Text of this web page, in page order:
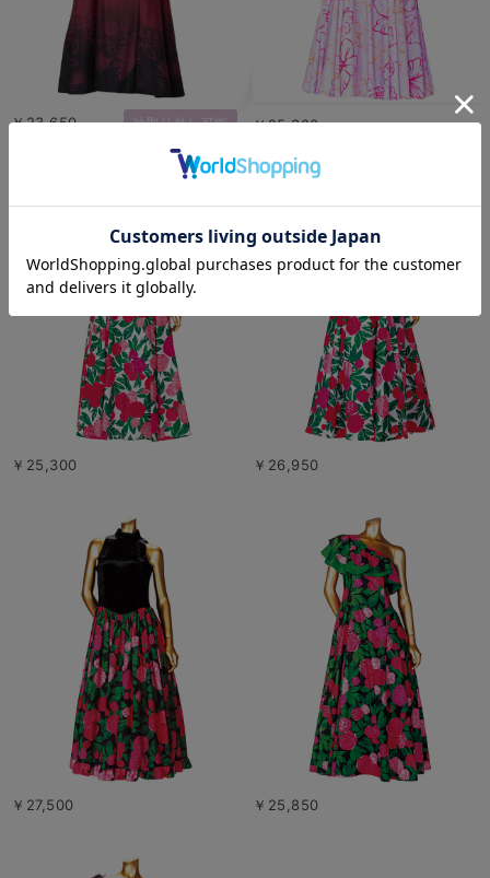
￥23,650 袖取り外し可能 ￥25,300
￥25,300 ￥26,950
￥27,500 ￥25,850